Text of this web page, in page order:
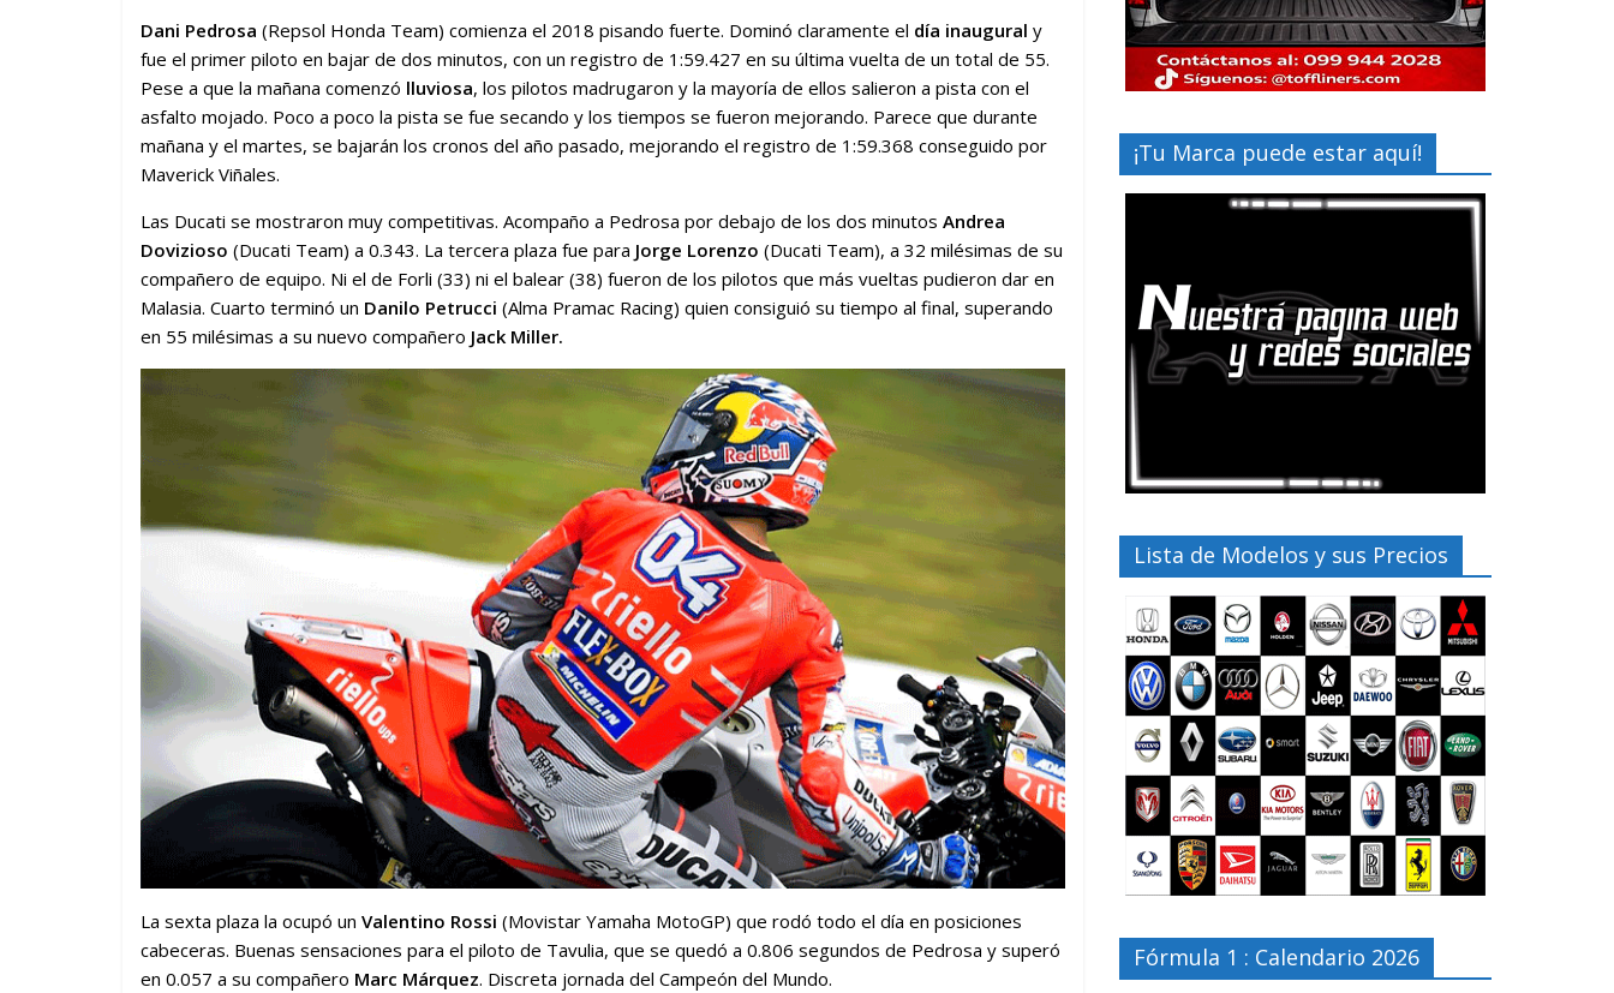
Dani Pedrosa (Repsol Honda Team) comienza el 2018 pisando fuerte. Dominó claramente el día inaugural y
fue el primer piloto en bajar de dos minutos, con un registro de 1:59.427 en su última vuelta de un total de 55.
Pese a que la mañana comenzó lluviosa, los pilotos madrugaron y la mayoría de ellos salieron a pista con el
asfalto mojado. Poco a poco la pista se fue secando y los tiempos se fueron mejorando. Parece que durante
mañana y el martes, se bajarán los cronos del año pasado, mejorando el registro de 1:59.368 conseguido por
Maverick Viñales.
Las Ducati se mostraron muy competitivas. Acompaño a Pedrosa por debajo de los dos minutos Andrea
Dovizioso (Ducati Team) a 0.343. La tercera plaza fue para Jorge Lorenzo (Ducati Team), a 32 milésimas de su
compañero de equipo. Ni el de Forli (33) ni el balear (38) fueron de los pilotos que más vueltas pudieron dar en
Malasia. Cuarto terminó un Danilo Petrucci (Alma Pramac Racing) quien consiguió su tiempo al final, superando
en 55 milésimas a su nuevo compañero Jack Miller.
La sexta plaza la ocupó un Valentino Rossi (Movistar Yamaha MotoGP) que rodó todo el día en posiciones
cabeceras. Buenas sensaciones para el piloto de Tavulia, que se quedó a 0.806 segundos de Pedrosa y superó
en 0.057 a su compañero Marc Márquez. Discreta jornada del Campeón del Mundo.
¡Tu Marca puede estar aquí!
Lista de Modelos y sus Precios
Fórmula 1 : Calendario 2026